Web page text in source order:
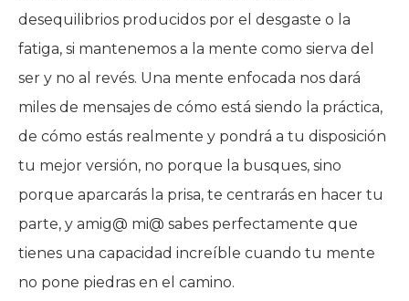
desequilibrios producidos por el desgaste o la
fatiga, si mantenemos a la mente como sierva del
ser y no al revés. Una mente enfocada nos dará
miles de mensajes de cómo está siendo la práctica,
de cómo estás realmente y pondrá a tu disposición
tu mejor versión, no porque la busques, sino
porque aparcarás la prisa, te centrarás en hacer tu
parte, y amig@ mi@ sabes perfectamente que
tienes una capacidad increíble cuando tu mente
no pone piedras en el camino.